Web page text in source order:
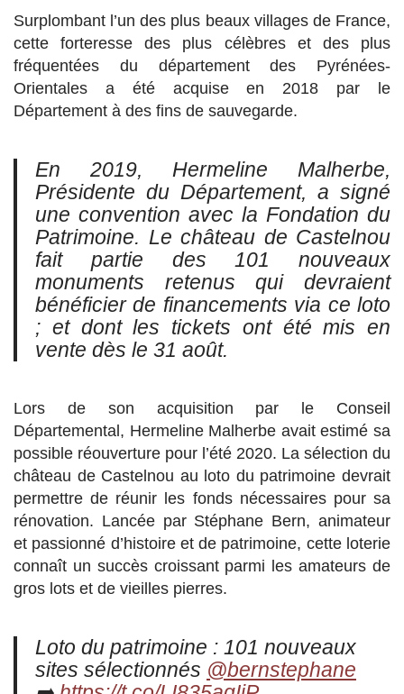
Surplombant l’un des plus beaux villages de France,
cette forteresse des plus célèbres et des plus
fréquentées du département des Pyrénées-
Orientales a été acquise en 2018 par le
Département à des fins de sauvegarde.
En 2019, Hermeline Malherbe,
Présidente du Département, a signé
une convention avec la Fondation du
Patrimoine. Le château de Castelnou
fait partie des 101 nouveaux
monuments retenus qui devraient
bénéficier de financements via ce loto
; et dont les tickets ont été mis en
vente dès le 31 août.
Lors de son acquisition par le Conseil
Départemental, Hermeline Malherbe avait estimé sa
possible réouverture pour l’été 2020. La sélection du
château de Castelnou au loto du patrimoine devrait
permettre de réunir les fonds nécessaires pour sa
rénovation. Lancée par Stéphane Bern, animateur
et passionné d’histoire et de patrimoine, cette loterie
connaît un succès croissant parmi les amateurs de
gros lots et de vieilles pierres.
Loto du patrimoine : 101 nouveaux
sites sélectionnés @bernstephane